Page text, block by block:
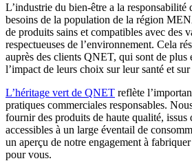
L’industrie du bien-être a la responsabilité
besoins de la population de la région
de produits sains et compatibles avec des
respectueuses de l’environnement. Cela
auprès des clients QNET, qui sont de plus
l’impact de leurs choix sur leur santé et
L’héritage vert de QNET reflète
pratiques commerciales responsables.
fournir des produits de haute qualité, issus
accessibles à un large éventail de
un aperçu de notre engagement à
pour vous.